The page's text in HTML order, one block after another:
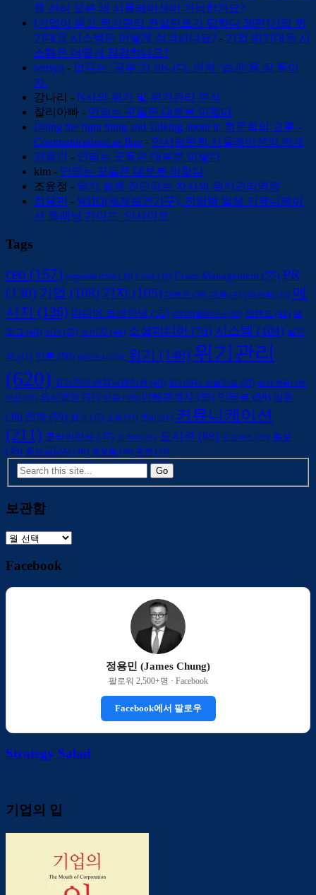
를 전혀 모른 채 시뮬레이션이 가능한가요?
[기업이 묻고 위기관리 컨설턴트가 답하다 50편]기업 위
기대응 시스템은 어떻게 점검하나요? - 기업 위기대응 시
스템은 어떻게 점검하나요?
sensyo - 업무는 ‘공부’가 아니다. 먼저 ‘습관’을 잘 들이
자.
강나리 - N사의 위기 및 위기관리 분석
찰리아빠 - 안되는 곳들은 대부분 이렇다
Doing the right thing and Talking about it: 청문회의 교훈 -
Communications as Ikor- 인사청문회 시뮬레이션의 한계
정용민
- 안되는 곳들은 대부분 이렇다
kim - 안되는 곳들은 대부분 이렇다
조윤정 - 알기 쉽게 진단하는 자사의 위기관리역량
정용민
- WHO(세계보건기구), 전염병 발생 커뮤니케이
션 플래닝 가이드_인사이트
Tags
ceo (157) corporate crisis (39) Crisis (38) Crisis Management (55) PR
(130) 기업 (108) 기자 (105) 대변인 (39) 대응 (41) 마케팅 (35) 메
시지 (136) 미디어 트레이닝 (55) 미디어트레이닝 (29) 브랜드 (42) 블
로그 (40) 사과 (35) 소비자 (44) 소셜미디어 (76) 시스템 (104) 실무
자 (41) 언론 (50) 에이전시 (30) 위기 (148) 위기관리
(620) 위기관리 커뮤니케이션 (40) 위기관리 컨설턴트 (35) 위기 커뮤니케
이션 (33) 의사결정 (51) 이슈 (40) 이해관계자 (59) 인터뷰 (58) 임원
(48) 전략 (59) 정부 (37) 조직 (32) 준비 (31) 커뮤니케이션
(211) 클라이언트 (47) 트위터 (31) 포지션 (89) 프로세스 (29) 홍보
(49) 홍보담당자 (46) 홍보팀 (36) 훈련 (34)
보관함
보
함
Facebook
정용민 (James Chung)
팔로워 2,500+명 · Facebook
Facebook에서 팔로우
Strategy Salad
기업의 입